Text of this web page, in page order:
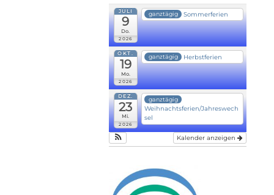
JULI
9
Do.
2026
ganztägig Sommerferien
OKT.
19
Mo.
2026
ganztägig Herbstferien
DEZ.
23
Mi.
2026
ganztägig
Weihnachtsferien/Jahreswech
sel
Kalender anzeigen